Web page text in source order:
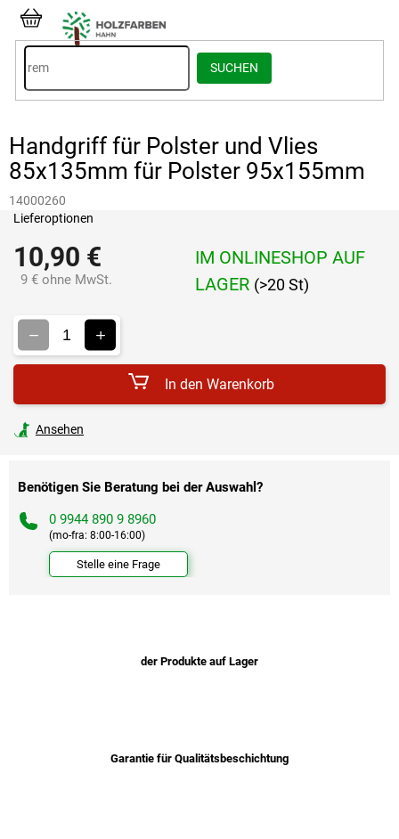
Inhalt
springen
SUCHEN
WARENKORB
Handgriff für Polster und Vlies
85x135mm für Polster 95x155mm
14000260
10,90 €
9 € ohne MwSt.
IM ONLINESHOP AUF
LAGER (>20 St)
Lieferoptionen
In den Warenkorb
Ansehen
Benötigen Sie Beratung bei der Auswahl?
0 9944 890 9 8960
(mo-fra: 8:00-16:00)
Stelle eine Frage
der Produkte auf Lager
Garantie für Qualitätsbeschichtung